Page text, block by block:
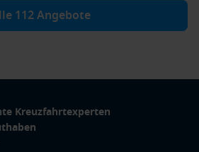
112 Angebote
Kreuzfahrtexperten